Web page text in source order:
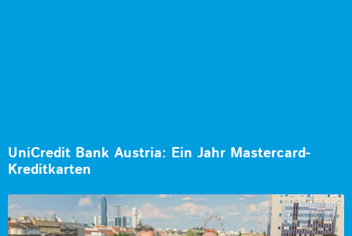
UniCredit Bank Austria: Ein Jahr Mastercard-
Kreditkarten